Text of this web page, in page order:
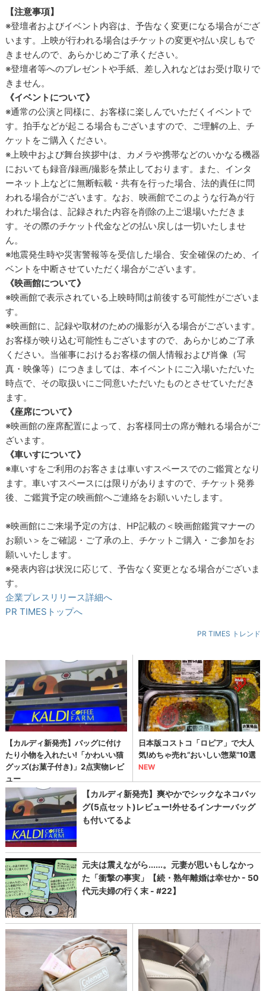
【注意事項】
※登壇者およびイベント内容は、予告なく変更になる場合がござ
います。上映が行われる場合はチケットの変更や払い戻しもで
きませんので、あらかじめご了承ください。
※登壇者等へのプレゼントや手紙、差し入れなどはお受け取りで
きません。
《イベントについて》
※通常の公演と同様に、お客様に楽しんでいただくイベントで
す。拍手などが起こる場合もございますので、ご理解の上、チ
ケットをご購入ください。
※上映中および舞台挨拶中は、カメラや携帯などのいかなる機器
においても録音/録画/撮影を禁止しております。また、インタ
ーネット上などに無断転載・共有を行った場合、法的責任に問
われる場合がございます。なお、映画館でこのような行為が行
われた場合は、記録された内容を削除の上ご退場いただきま
す。その際のチケット代金などの払い戻しは一切いたしませ
ん。
※地震発生時や災害警報等を受信した場合、安全確保のため、イ
ベントを中断させていただく場合がございます。
《映画館について》
※映画館で表示されている上映時間は前後する可能性がございま
す。
※映画館に、記録や取材のための撮影が入る場合がございます。
お客様が映り込む可能性もございますので、あらかじめご了承
ください。当催事におけるお客様の個人情報および肖像（写
真・映像等）につきましては、本イベントにご入場いただいた
時点で、その取扱いにご同意いただいたものとさせていただき
ます。
《座席について》
※映画館の座席配置によって、お客様同士の席が離れる場合がご
ざいます。
《車いすについて》
※車いすをご利用のお客さまは車いすスペースでのご鑑賞となり
ます。車いすスペースには限りがありますので、チケット発券
後、ご鑑賞予定の映画館へご連絡をお願いいたします。
※映画館にご来場予定の方は、HP記載の＜映画館鑑賞マナーの
お願い＞をご確認・ご了承の上、チケットご購入・ご参加をお
願いいたします。
※発表内容は状況に応じて、予告なく変更となる場合がございま
す。
企業プレスリリース詳細へ
PR TIMESトップへ
PR TIMES トレンド